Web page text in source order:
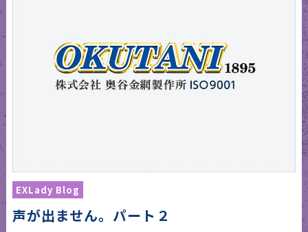
EXLady Blog
声が出ません。パート２